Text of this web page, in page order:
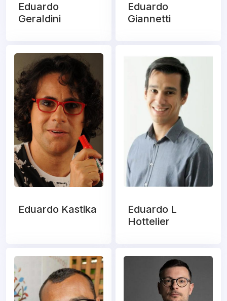
Eduardo
Geraldini
Eduardo
Giannetti
Eduardo Kastika
Eduardo L
Hottelier